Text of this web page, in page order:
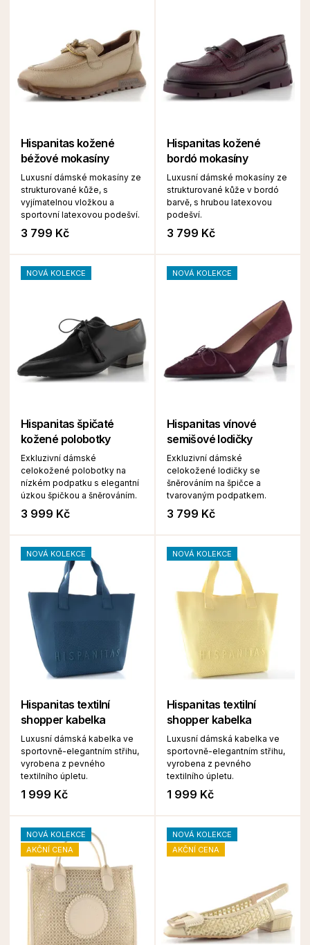
Hispanitas kožené
béžové mokasíny
Luxusní dámské mokasíny ze
strukturované kůže, s
vyjímatelnou vložkou a
sportovní latexovou podešví.
3 799 Kč
Hispanitas kožené
bordó mokasíny
Luxusní dámské mokasíny ze
strukturované kůže v bordó
barvě, s hrubou latexovou
podešví.
3 799 Kč
NOVÁ KOLEKCE
Hispanitas špičaté
kožené polobotky
Exkluzivní dámské
celokožené polobotky na
nízkém podpatku s elegantní
úzkou špičkou a šněrováním.
3 999 Kč
NOVÁ KOLEKCE
Hispanitas vínové
semišové lodičky
Exkluzivní dámské
celokožené lodičky se
šněrováním na špičce a
tvarovaným podpatkem.
3 799 Kč
NOVÁ KOLEKCE
Hispanitas textilní
shopper kabelka
Luxusní dámská kabelka ve
sportovně-elegantním střihu,
vyrobena z pevného
textilního úpletu.
1 999 Kč
NOVÁ KOLEKCE
Hispanitas textilní
shopper kabelka
Luxusní dámská kabelka ve
sportovně-elegantním střihu,
vyrobena z pevného
textilního úpletu.
1 999 Kč
NOVÁ KOLEKCE
AKČNÍ CENA
NOVÁ KOLEKCE
AKČNÍ CENA